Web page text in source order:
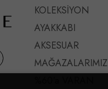
KOLEKSİYON
AYAKKABI
AKSESUAR
MAĞAZALARIMIZ